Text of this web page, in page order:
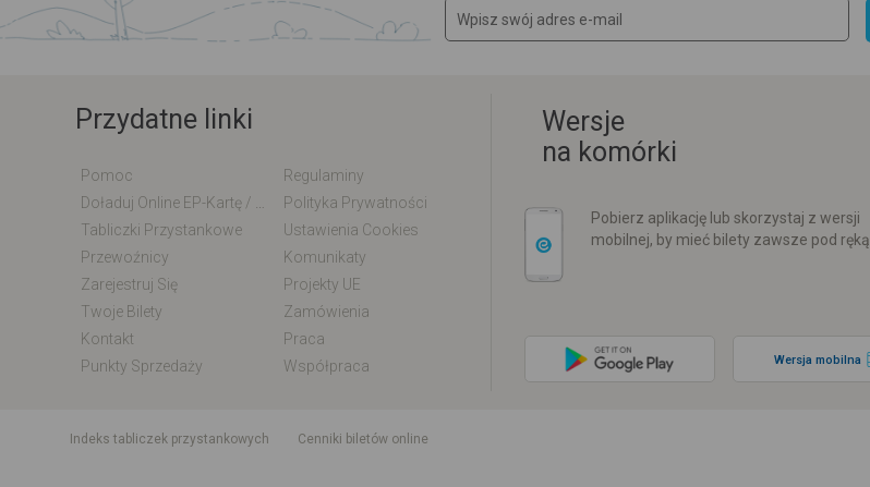
Przydatne linki
Pomoc
Regulaminy
Polityka Prywatności
Tabliczki Przystankowe
Ustawienia Cookies
Przewoźnicy
Komunikaty
Zarejestruj Się
Projekty UE
Twoje Bilety
Zamówienia
Kontakt
Praca
Punkty Sprzedaży
Współpraca
Wersje
na komórki
Pobierz aplikację lub skorzystaj z wersji
mobilnej, by mieć bilety zawsze pod ręką
Wersja mobilna
indeks tabliczek przystankowych Cenniki biletów online